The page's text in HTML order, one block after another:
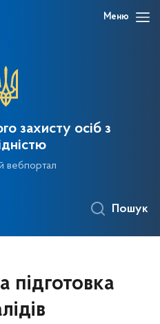
Меню
захисту осіб з
вебпортал
Пошук
підготовка